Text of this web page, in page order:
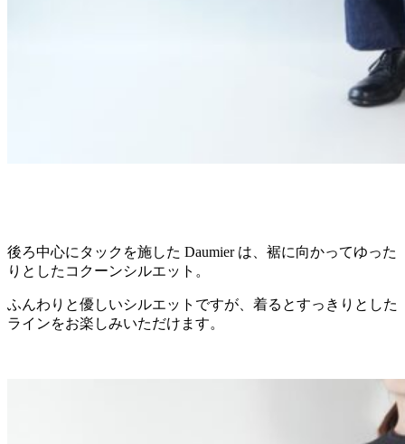
後ろ中心にタックを施した Daumier は、裾に向かってゆった
りとしたコクーンシルエット。
ふんわりと優しいシルエットですが、着るとすっきりとした
ラインをお楽しみいただけます。